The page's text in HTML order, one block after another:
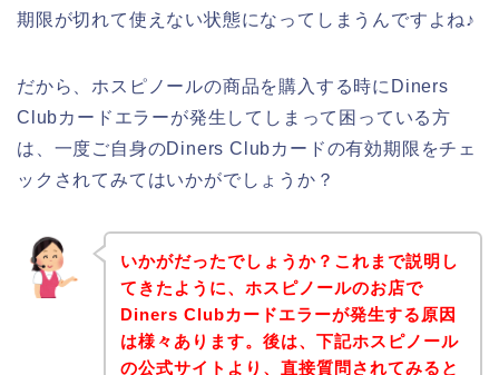
期限が切れて使えない状態になってしまうんですよね♪
だから、ホスピノールの商品を購入する時にDiners
Clubカードエラーが発生してしまって困っている方
は、一度ご自身のDiners Clubカードの有効期限をチェ
ックされてみてはいかがでしょうか？
いかがだったでしょうか？これまで説明し
てきたように、ホスピノールのお店で
Diners Clubカードエラーが発生する原因
は様々あります。後は、下記ホスピノール
の公式サイトより、直接質問されてみると